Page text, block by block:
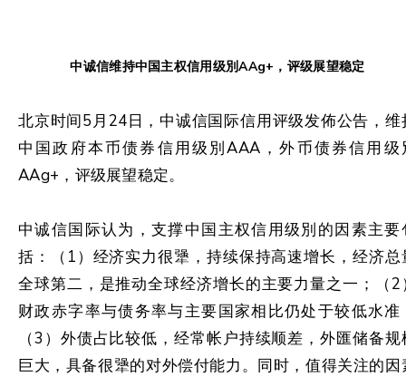
中诚信维持中国主权信用级別AAg+，评级展望稳定
北京时间5月24日，中诚信国际信用评级发佈公告，维
中国政府本币债券信用级別AAA，外币债券信用级
AAg+，评级展望稳定。
中诚信国际认为，支撑中国主权信用级別的因素主要
括：（1）经济实力很犟，持续保持高速增长，经济总
全球第二，是推动全球经济增长的主要力量之一；（2
财政赤字率与债务率与主要国家相比仍处于较低水准
（3）外债占比较低，经常帐户持续顺差，外匯储备规
巨大，具备很犟的对外偿付能力。同时，值得关注的因